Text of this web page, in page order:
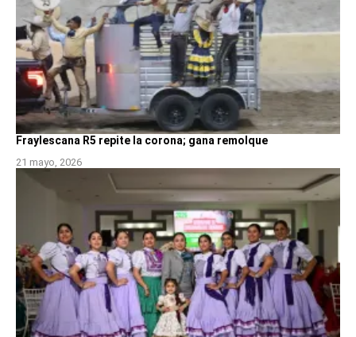
Fraylescana R5 repite la corona; gana remolque
21 mayo, 2026